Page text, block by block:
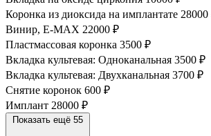
Коронка из диоксида на имплантате 28000
Винир, Е-MAX 22000 ₽
Пластмассовая коронка 3500 ₽
Вкладка культевая: Одноканальная 3500 ₽
Вкладка культевая: Двухканальная 3700 ₽
Снятие коронок 600 ₽
Имплант 28000 ₽
Показать ещё 55